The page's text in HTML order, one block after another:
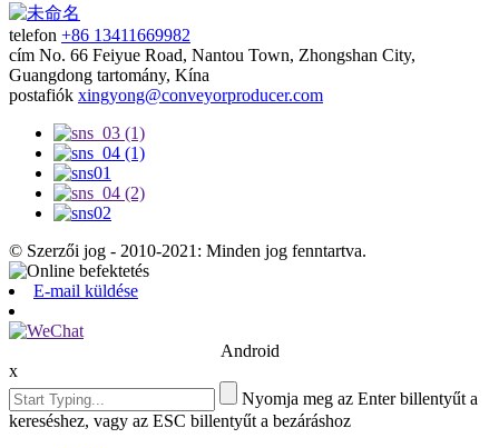
telefon +86 13411669982
cím No. 66 Feiyue Road, Nantou Town, Zhongshan City,
Guangdong tartomány, Kína
postafiók xingyong@conveyorproducer.com
© Szerzői jog - 2010-2021: Minden jog fenntartva.
E-mail küldése
Android
x
Nyomja meg az Enter billentyűt a
kereséshez, vagy az ESC billentyűt a bezáráshoz